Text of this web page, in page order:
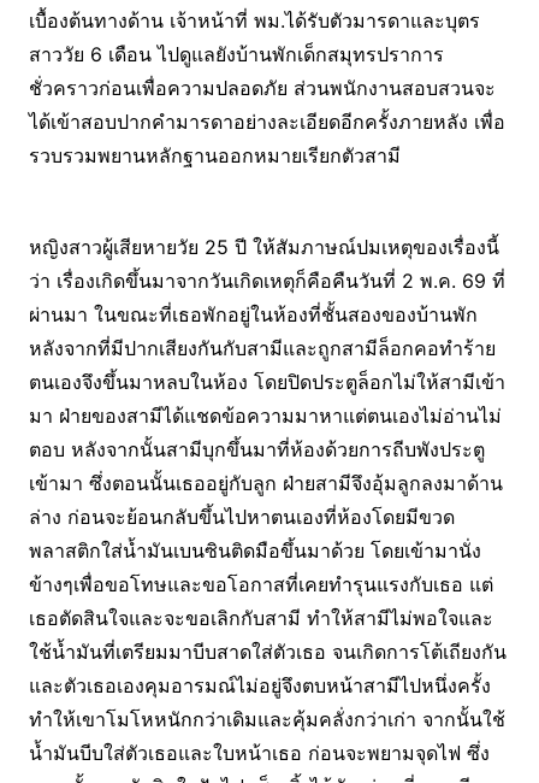
เบื้องต้นทางด้าน เจ้าหน้าที่ พม.ได้รับตัวมารดาและบุตร
สาววัย 6 เดือน ไปดูแลยังบ้านพักเด็กสมุทรปราการ
ชั่วคราวก่อนเพื่อความปลอดภัย ส่วนพนักงานสอบสวนจะ
ได้เข้าสอบปากคำมารดาอย่างละเอียดอีกครั้งภายหลัง เพื่อ
รวบรวมพยานหลักฐานออกหมายเรียกตัวสามี
หญิงสาวผู้เสียหายวัย 25 ปี ให้สัมภาษณ์ปมเหตุของเรื่องนี้
ว่า เรื่องเกิดขึ้นมาจากวันเกิดเหตุก็คือคืนวันที่ 2 พ.ค. 69 ที่
ผ่านมา ในขณะที่เธอพักอยู่ในห้องที่ชั้นสองของบ้านพัก
หลังจากที่มีปากเสียงกันกับสามีและถูกสามีล็อกคอทำร้าย
ตนเองจึงขึ้นมาหลบในห้อง โดยปิดประตูล็อกไม่ให้สามีเข้า
มา ฝ่ายของสามีได้แชดข้อความมาหาแต่ตนเองไม่อ่านไม่
ตอบ หลังจากนั้นสามีบุกขึ้นมาที่ห้องด้วยการถีบพังประตู
เข้ามา ซึ่งตอนนั้นเธออยู่กับลูก ฝ่ายสามีจึงอุ้มลูกลงมาด้าน
ล่าง ก่อนจะย้อนกลับขึ้นไปหาตนเองที่ห้องโดยมีขวด
พลาสติกใส่น้ำมันเบนซินติดมือขึ้นมาด้วย โดยเข้ามานั่ง
ข้างๆเพื่อขอโทษและขอโอกาสที่เคยทำรุนแรงกับเธอ แต่
เธอตัดสินใจและจะขอเลิกกับสามี ทำให้สามีไม่พอใจและ
ใช้น้ำมันที่เตรียมมาบีบสาดใส่ตัวเธอ จนเกิดการโต้เถียงกัน
และตัวเธอเองคุมอารมณ์ไม่อยู่จึงตบหน้าสามีไปหนึ่งครั้ง
ทำให้เขาโมโหหนักกว่าเดิมและคุ้มคลั่งกว่าเก่า จากนั้นใช้
น้ำมันบีบใส่ตัวเธอและใบหน้าเธอ ก่อนจะพยามจุดไฟ ซึ่ง